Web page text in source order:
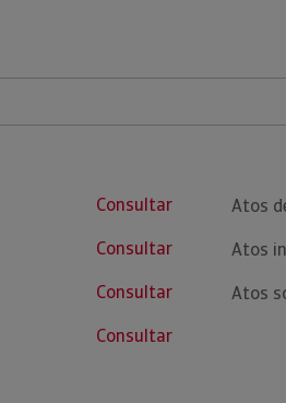
Consultar
Consultar
Consultar
Consultar
Atos
Atos
Atos